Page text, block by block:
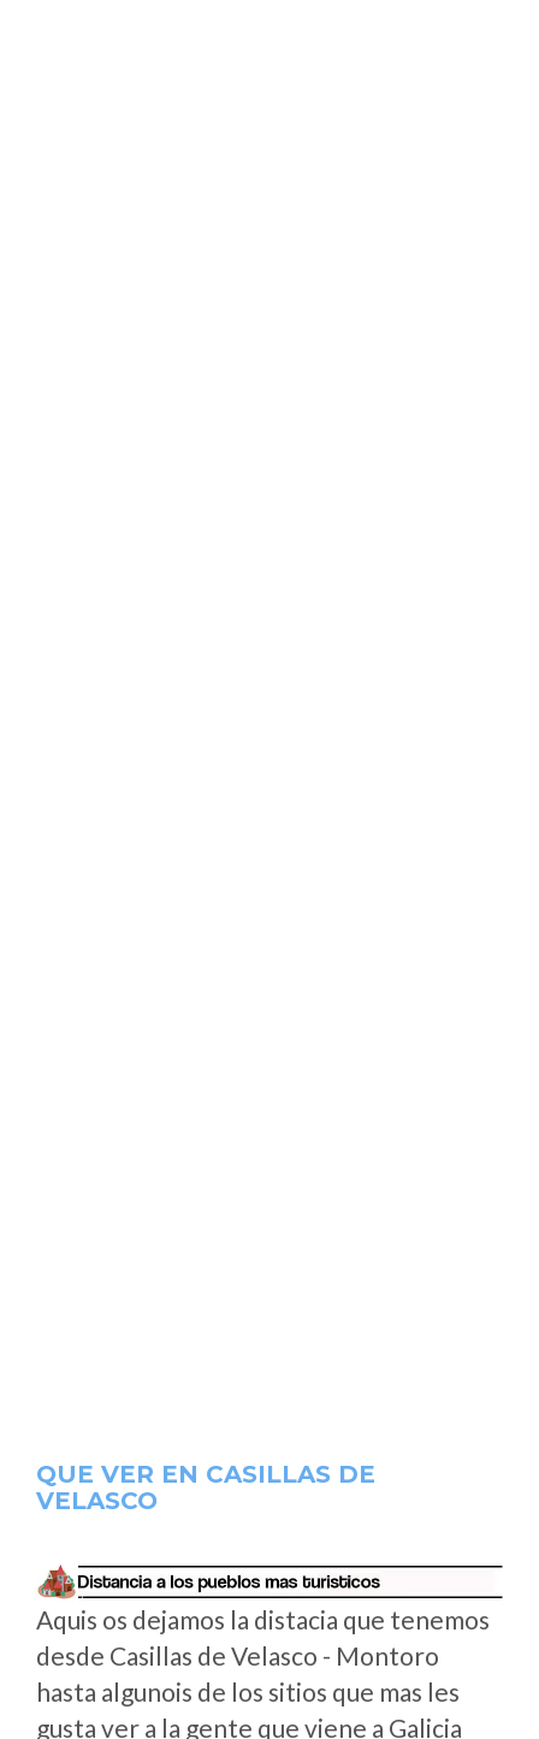
QUE VER EN CASILLAS DE
VELASCO
Aquis os dejamos la distacia que tenemos
desde Casillas de Velasco - Montoro
hasta algunois de los sitios que mas les
gusta ver a la gente que viene a Galicia